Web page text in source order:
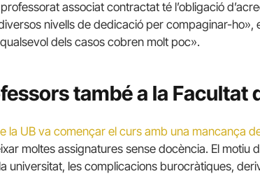
associat contractat té l’obligació
nivells de dedicació per compaginar-ho»,
dels casos cobren molt poc».
també a la Facultat
la UB va començar el curs amb una mancança
moltes assignatures sense docència. El motiu
universitat, les complicacions burocràtiques,